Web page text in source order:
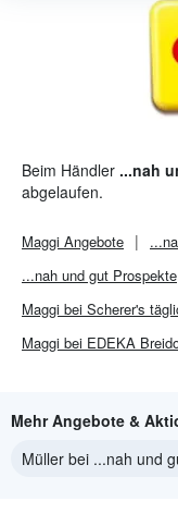
Beim Händler ...nah
abgelaufen.
Maggi Angebote
...nah und gut Prospekte
Maggi bei Scherer's
Maggi bei EDEKA
Mehr Angebote &
Müller bei ...nah und